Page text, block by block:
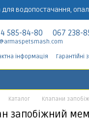
водопостачання,
585-84-80 067 238-
інформація
Каталог Клапани
запобіжний